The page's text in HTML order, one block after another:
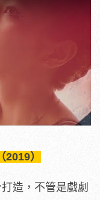
）
造，不管是戲劇